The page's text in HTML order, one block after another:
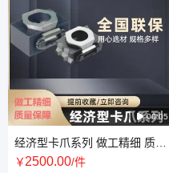
 00:05
经济型卡爪系列 做工精细 质量
保障 汇凡精密 品质
￥2500.00/件